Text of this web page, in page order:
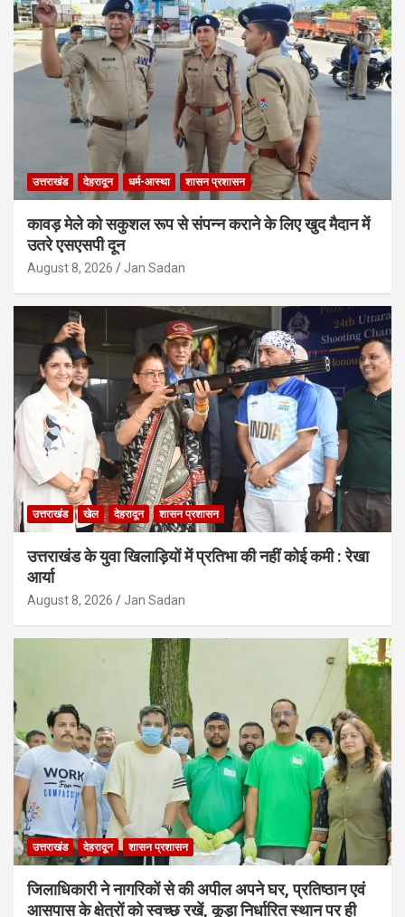
उत्तराखंड देहरादून धर्म-आस्था शासन प्रशासन
कावड़ मेले को सकुशल रूप से संपन्न कराने के लिए खुद मैदान में
उतरे एसएसपी दून
August 8, 2026 Jan Sadan
उत्तराखंड खेल देहरादून शासन प्रशासन
उत्तराखंड के युवा खिलाड़ियों में प्रतिभा की नहीं कोई कमी : रेखा
आर्या
August 8, 2026 Jan Sadan
उत्तराखंड देहरादून शासन प्रशासन
जिलाधिकारी ने नागरिकों से की अपील अपने घर, प्रतिष्ठान एवं
आसपास के क्षेत्रों को स्वच्छ रखें, कूड़ा निर्धारित स्थान पर ही